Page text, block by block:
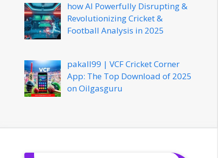
how AI Powerfully Disrupting &
Revolutionizing Cricket &
Football Analysis in 2025
pakall99 | VCF Cricket Corner
App: The Top Download of 2025
on Oilgasguru